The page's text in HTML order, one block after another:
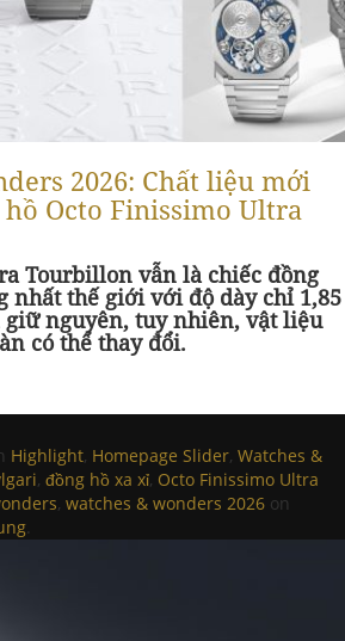
2026: Chất liệu mới
Octo Finissimo Ultra
Tourbillon vẫn là chiếc đồng
nhất thế giới với độ dày chỉ 1,85
giữ nguyên, tuy nhiên, vật liệu
có thể thay đổi.
Highlight, Homepage Slider, Watches &
, đồng hồ xa xỉ, Octo Finissimo Ultra
, watches & wonders 2026 on
.